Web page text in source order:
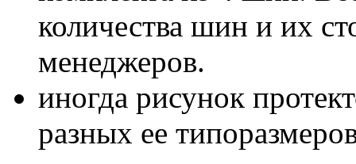
количества шин и их
менеджеров.
иногда рисунок
разных ее